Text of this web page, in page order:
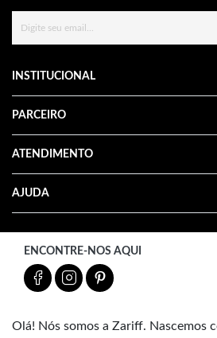
INSTITUCIONAL
PARCEIRO
ATENDIMENTO
AJUDA
ENCONTRE-NOS AQUI
Olá! Nós somos a Zariff. Nascemos